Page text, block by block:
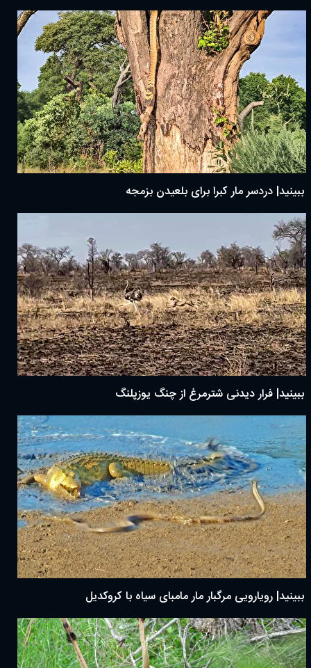
ببینید| دردسر مار کبرا برای بلعیدن بزمجه
ببینید| فرار دیدنی شترمرغ از چنگ یوزپلنگ
ببینید| رویارویی مرگبار مار مامبای سیاه با کروکدیل